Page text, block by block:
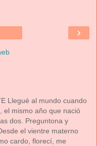
›
Llegué al mundo cuando
el mismo año que nació
dos. Preguntona y
el vientre materno
cardo, florecí, me